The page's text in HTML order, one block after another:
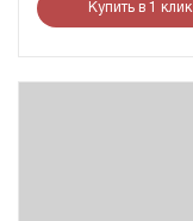
Купить в 1 клик